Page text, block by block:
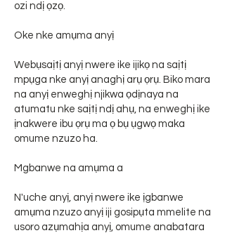
ozi ndị ọzọ.
Oke nke amụma anyị
Webụsaịtị anyị nwere ike ijikọ na saịtị
mpụga nke anyị anaghị arụ ọrụ. Biko mara
na anyị enweghị njikwa ọdịnaya na
atumatu nke saịtị ndị ahụ, na enweghị ike
ịnakwere ibu ọrụ ma ọ bụ ụgwọ maka
omume nzuzo ha.
Mgbanwe na amụma a
N'uche anyị, anyị nwere ike ịgbanwe
amụma nzuzo anyị iji gosipụta mmelite na
usoro azụmahịa anyị, omume anabatara